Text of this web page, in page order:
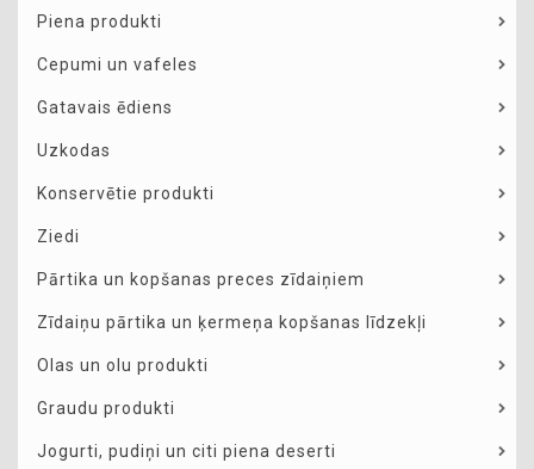
Piena produkti
Cepumi un vafeles
Gatavais ēdiens
Uzkodas
Konservētie produkti
Ziedi
Pārtika un kopšanas preces zīdaiņiem
Zīdaiņu pārtika un ķermeņa kopšanas līdzekļi
Olas un olu produkti
Graudu produkti
Jogurti, pudiņi un citi piena deserti